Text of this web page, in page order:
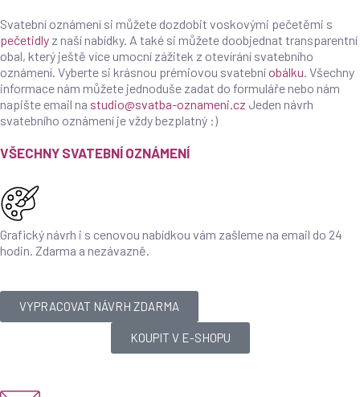
Svatební oznámení si můžete dozdobit voskovými pečetěmi s
pečetidly z naší nabídky. A také si můžete doobjednat transparentní
obal, který ještě více umocní zážitek z otevírání svatebního
oznámení. Vyberte si krásnou prémiovou svatebníobálku. Všechny
informace nám můžete jednoduše zadat do formuláře nebo nám
napište email na studio@svatba-oznameni.cz Jeden návrh
svatebního oznámení je vždy bezplatný :)
VŠECHNY SVATEBNÍ OZNÁMENÍ
Grafický návrh i s cenovou nabídkou vám zašleme na email do 24
hodin. Zdarma a nezávazně.
VYPRACOVAT NÁVRH ZDARMA
KOUPIT V E-SHOPU